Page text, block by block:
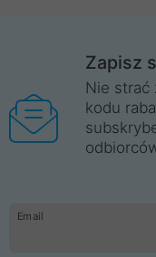
Zapisz
Nie strać
kodu
Email